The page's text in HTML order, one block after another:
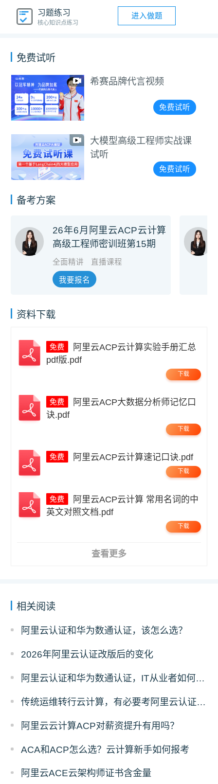
习题练习
核心知识点练习
进入做题
免费试听
希赛品牌代言视频
免费试听
大模型高级工程师实战课
试听
免费试听
备考方案
26年6月阿里云ACP云计算
高级工程师密训班第15期
全面精讲 直播课程
我要报名
资料下载
pdf版.pdf
下载
诀.pdf
下载
阿里云ACP云计算速记口诀.pdf
下载
英文对照文档.pdf
下载
查看更多
相关阅读
阿里云认证和华为数通认证，该怎么选？
2026年阿里云认证改版后的变化
阿里云认证和华为数通认证，IT从业者如何选择？
传统运维转行云计算，有必要考阿里云认证吗？
阿里云云计算ACP对薪资提升有用吗？
ACA和ACP怎么选？云计算新手如何报考
阿里云ACE云架构师证书含金量